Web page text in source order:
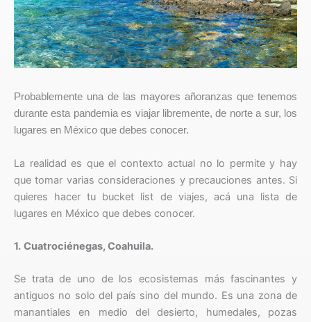
Probablemente una de las mayores añoranzas que tenemos
durante esta pandemia es viajar libremente, de norte a sur, los
lugares en México que debes conocer.
La realidad es que el contexto actual no lo permite y hay
que tomar varias consideraciones y precauciones antes. Si
quieres hacer tu bucket list de viajes, acá una lista de
lugares en México que debes conocer.
1. Cuatrociénegas, Coahuila.
Se trata de uno de los ecosistemas más fascinantes y
antiguos no solo del país sino del mundo. Es una zona de
manantiales en medio del desierto, humedales, pozas